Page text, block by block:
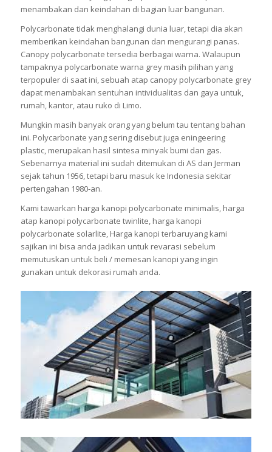
menambakan dan keindahan di bagian luar bangunan.
Polycarbonate tidak menghalangi dunia luar, tetapi dia akan
memberikan keindahan bangunan dan mengurangi panas.
Canopy polycarbonate tersedia berbagai warna. Walaupun
tampaknya polycarbonate warna grey masih pilihan yang
terpopuler di saat ini, sebuah atap canopy polycarbonate grey
dapat menambakan sentuhan intividualitas dan gaya untuk,
rumah, kantor, atau ruko di Limo.
Mungkin masih banyak orang yang belum tau tentang bahan
ini. Polycarbonate yang sering disebut juga eningeering
plastic, merupakan hasil sintesa minyak bumi dan gas.
Sebenarnya material ini sudah ditemukan di AS dan Jerman
sejak tahun 1956, tetapi baru masuk ke Indonesia sekitar
pertengahan 1980-an.
Kami tawarkan harga kanopi polycarbonate minimalis, harga
atap kanopi polycarbonate twinlite, harga kanopi
polycarbonate solarlite, Harga kanopi terbaruyang kami
sajikan ini bisa anda jadikan untuk revarasi sebelum
memutuskan untuk beli / memesan kanopi yang ingin
gunakan untuk dekorasi rumah anda.